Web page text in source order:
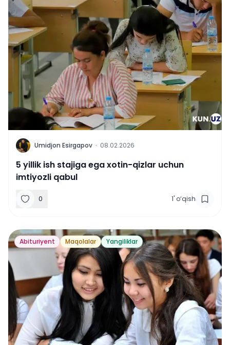
U Umidjon Esirgapov · 08.02.2026
5 yillik ish stajiga ega xotin-qizlar uchun
imtiyozli qabul
0 1' o‘qish
Abituriyent Maqolalar Yangiliklar